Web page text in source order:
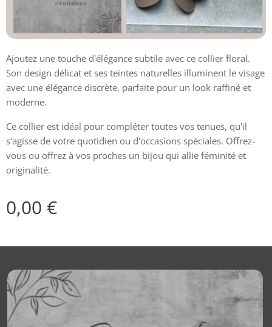
Ajoutez une touche d'élégance subtile avec ce collier floral.
Son design délicat et ses teintes naturelles illuminent le visage
avec une élégance discrète, parfaite pour un look raffiné et
moderne.
Ce collier est idéal pour compléter toutes vos tenues, qu'il
s'agisse de votre quotidien ou d'occasions spéciales. Offrez-
vous ou offrez à vos proches un bijou qui allie féminité et
originalité.
0,00 €